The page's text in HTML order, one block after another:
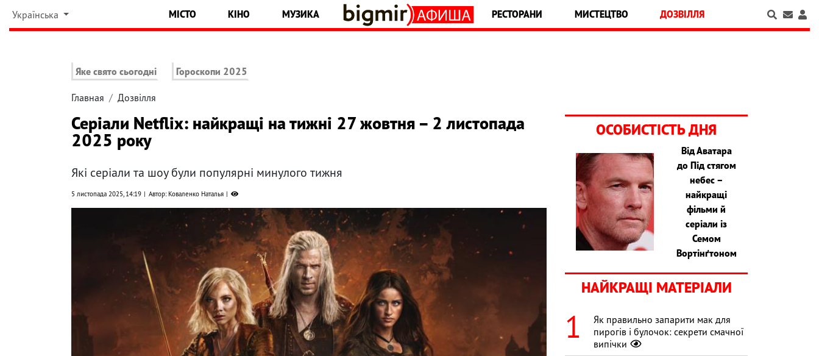
Українська МІСТО КІНО МУЗИКА РЕСТОРАНИ МИСТЕЦТВО ДОЗВІЛЛЯ
Яке свято сьогодні Гороскопи 2025
Главная Дозвілля
Серіали Netflix: найкращі на тижні 27 жовтня – 2 листопада
2025 року
Які серіали та шоу були популярні минулого тижня
5 листопада 2025, 14:19 Автор: Коваленко Наталья
ОСОБИСТІСТЬ ДНЯ
Від Аватара
до Під стягом
небес –
найкращі
фільми й
серіали із
Семом
Вортінґтоном
НАЙКРАЩІ МАТЕРІАЛИ
Як правильно запарити мак для
пирогів і булочок: секрети смачної
випічки